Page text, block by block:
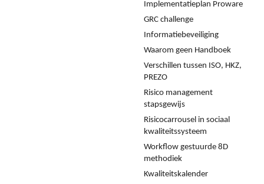
Implementatieplan Proware
GRC challenge
Informatiebeveiliging
Waarom geen Handboek
Verschillen tussen ISO, HKZ,
PREZO
Risico management
stapsgewijs
Risicocarrousel in sociaal
kwaliteitssysteem
Workflow gestuurde 8D
methodiek
Kwaliteitskalender